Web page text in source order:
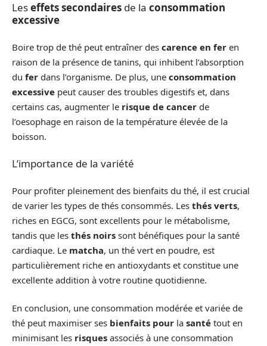
Leseffets secondaires de la consommation
excessive
Boire trop de thé peut entraîner des carence en fer en
raison de la présence de tanins, qui inhibent l’absorption
du fer dans l’organisme. De plus, une consommation
excessive peut causer des troubles digestifs et, dans
certains cas, augmenter le risque de cancer de
l’oesophage en raison de la température élevée de la
boisson.
L’importance de la variété
Pour profiter pleinement des bienfaits du thé, il est crucial
de varier les types de thés consommés. Les thés verts,
riches en EGCG, sont excellents pour le métabolisme,
tandis que les thés noirs sont bénéfiques pour la santé
cardiaque. Le matcha, un thé vert en poudre, est
particulièrement riche en antioxydants et constitue une
excellente addition à votre routine quotidienne.
En conclusion, une consommation modérée et variée de
thé peut maximiser ses bienfaits pour la santé tout en
minimisant les risques associés à une consommation